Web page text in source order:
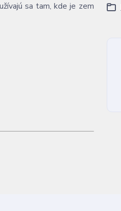
sa tam, kde je zem